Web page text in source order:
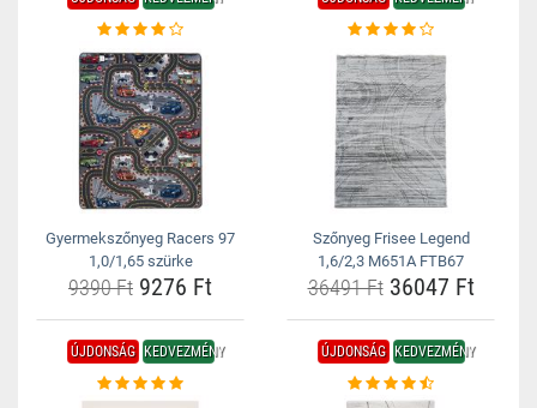
Gyermekszőnyeg Racers 97
1,0/1,65 szürke
9390 Ft 9276 Ft
Szőnyeg Frisee Legend
1,6/2,3 M651A FTB67
36491 Ft36047 Ft
ÚJDONSÁG KEDVEZMÉNY ÚJDONSÁG KEDVEZMÉNY